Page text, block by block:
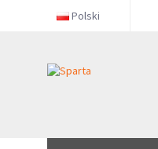
Polski
WSZYSTKIE